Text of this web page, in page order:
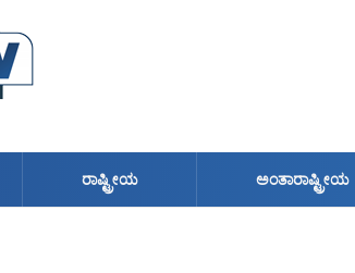
ರಾಷ್ಟ್ರೀಯ ಅಂತಾರಾಷ್ಟ್ರೀಯ